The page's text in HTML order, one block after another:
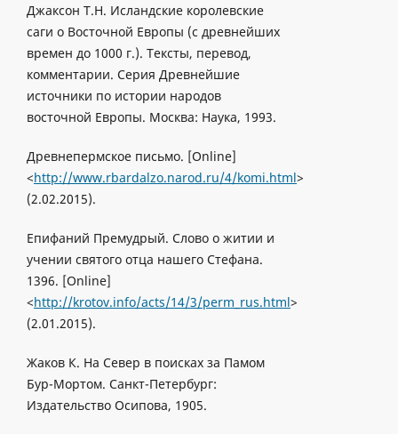
Джаксон T.H. Исландские королевские
саги о Восточной Европы (с древнейших
времен до 1000 г.). Тексты, перевод,
комментарии. Cерия Древнейшие
источники по истории народов
восточной Европы. Москва: Наука, 1993.
Древнепермское письмо. [Online]
<http://www.rbardalzo.narod.ru/4/komi.html>
(2.02.2015).
Епифаний Премудрый. Слово о житии и
учении святого отца нашего Стефана.
1396. [Online]
<http://krotov.info/acts/14/3/perm_rus.html>
(2.01.2015).
Жаков К. На Север в поисках за Памом
Бур-Мортом. Cанкт-Петербург:
Издaтельство Ocипoвa, 1905.